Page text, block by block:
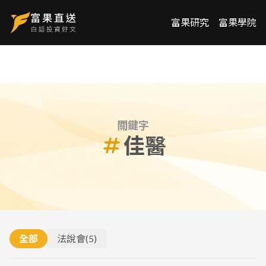
富果研究 富果學院
關鍵字
佳醫
全部 法說會(5)